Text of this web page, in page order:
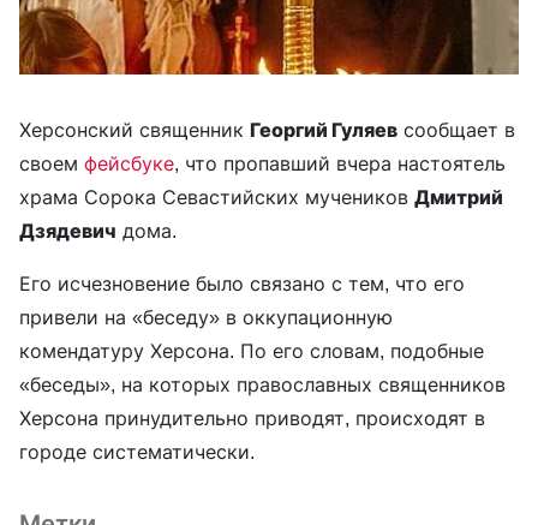
Херсонский священник Георгий Гуляев сообщает в
своем фейсбуке, что пропавший вчера настоятель
храма Сорока Севастийских мучеников Дмитрий
Дзядевич дома.
Его исчезновение было связано с тем, что его
привели на «беседу» в оккупационную
комендатуру Херсона. По его словам, подобные
«беседы», на которых православных священников
Херсона принудительно приводят, происходят в
городе систематически.